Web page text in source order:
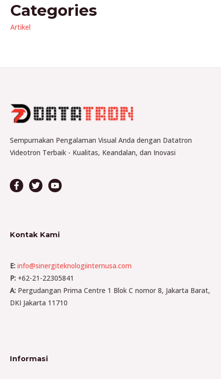
Categories
Artikel
Sempurnakan Pengalaman Visual Anda dengan Datatron
Videotron Terbaik - Kualitas, Keandalan, dan Inovasi
Kontak Kami
E: info@sinergiteknologiinternusa.com
P: +62-21-22305841
A: Pergudangan Prima Centre 1 Blok C nomor 8, Jakarta Barat,
DKI Jakarta 11710
Informasi